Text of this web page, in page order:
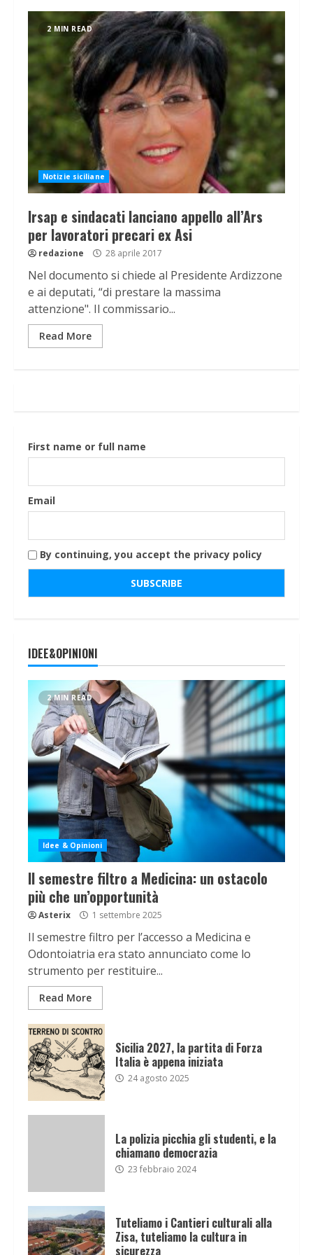
2 MIN READ
Notizie siciliane
Irsap e sindacati lanciano appello all’Ars
per lavoratori precari ex Asi
redazione 28 aprile 2017
Nel documento si chiede al Presidente Ardizzone
e ai deputati, “di prestare la massima
attenzione". Il commissario...
Read More
First name or full name
Email
By continuing, you accept the privacy policy
IDEE&OPINIONI
2 MIN READ
Idee & Opinioni
Il semestre filtro a Medicina: un ostacolo
più che un’opportunità
Asterix 1 settembre 2025
Il semestre filtro per l’accesso a Medicina e
Odontoiatria era stato annunciato come lo
strumento per restituire...
Read More
Sicilia 2027, la partita di Forza
Italia è appena iniziata
24 agosto 2025
La polizia picchia gli studenti, e la
chiamano democrazia
23 febbraio 2024
Tuteliamo i Cantieri culturali alla
Zisa, tuteliamo la cultura in
sicurezza